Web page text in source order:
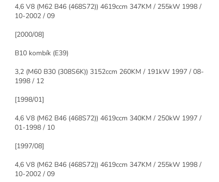
4,6 V8 (M62 B46 (468S72)) 4619ccm 347KM / 255kW 1998 /
10-2002 / 09
[2000/08]
B10 kombík (E39)
3,2 (M60 B30 (308S6K)) 3152ccm 260KM / 191kW 1997 / 08-
1998 / 12
[1998/01]
4,6 V8 (M62 B46 (468S72)) 4619ccm 340KM / 250kW 1997 /
01-1998 / 10
[1997/08]
4,6 V8 (M62 B46 (468S72)) 4619ccm 347KM / 255kW 1998 /
10-2002 / 09